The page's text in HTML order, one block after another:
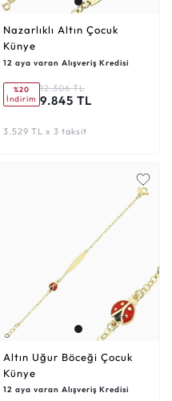
Nazarlıklı Altın Çocuk
Künye
12 aya varan Alışveriş Kredisi
%20
İndirim
12.306 TL
9.845 TL
3.529 TL x 3 taksit
Altın Uğur Böceği Çocuk
Künye
12 aya varan Alışveriş Kredisi